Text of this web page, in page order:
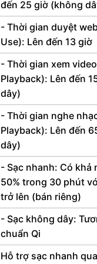
đến 25 giờ (không
- Thời gian duyệt
Use): Lên đến 13 giờ
- Thời gian xem
Playback): Lên đến
dây)
- Thời gian nghe
Playback): Lên đến
dây)
- Sạc nhanh: Có khả
50% trong 30 phút
trở lên (bán riêng)
- Sạc không dây:
chuẩn Qi
Hỗ trợ sạc nhanh